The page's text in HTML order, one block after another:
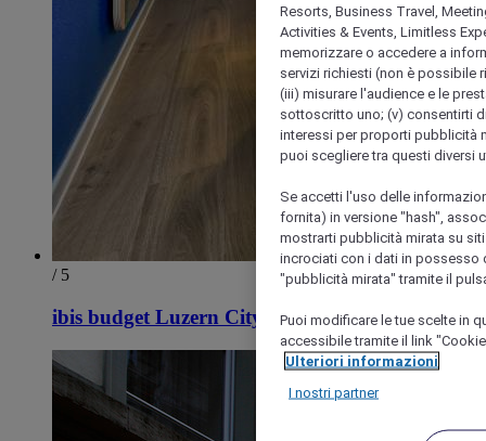
/ 5
ibis budget Luzern City
Resorts, Business Travel,
Activities & Events, Limitless
memorizzare o accedere a
servizi richiesti (non è possibile
(iii) misurare l'audience e le
sottoscritto uno; (v) consentirti
interessi per proporti pubblicità
puoi scegliere tra questi diversi
Se accetti l'uso delle
fornita) in versione "hash",
mostrarti pubblicità mirata su
incrociati con i dati in possesso
"pubblicità mirata" tramite il
Puoi modificare le tue scelte in
accessibile tramite il link
Ulteriori informazioni
I nostri partner